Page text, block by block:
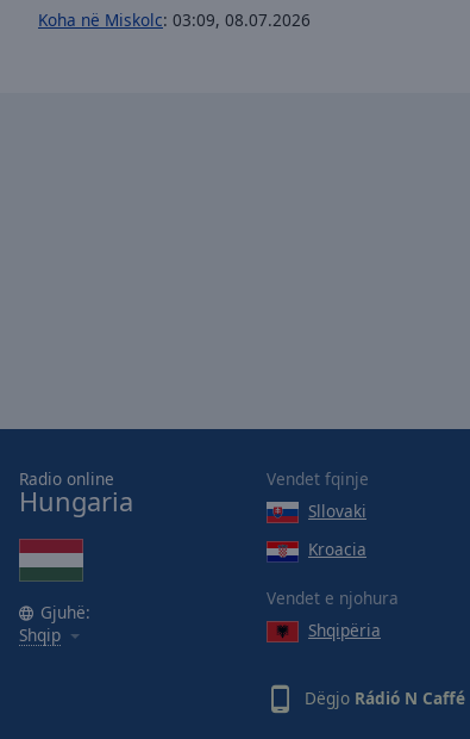
Opacity
Font
Family
Reset
Done
Koha në Miskolc: 03:09, 08.07.2026
Radio online
Hungaria
Gjuhë:
Shqip
Vendet fqinje
Sllovaki
Kroacia
Vendet e njohura
Shqipëria
Dëgjo Rádió N Caffé